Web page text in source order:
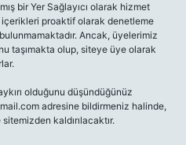
bir Yer Sağlayıcı olarak hizmet
proaktif olarak denetleme
Ancak, üyelerimiz
taşımakta olup, siteye üye olarak
olduğunu düşündüğünüz
adresine bildirmeniz halinde,
kaldırılacaktır.